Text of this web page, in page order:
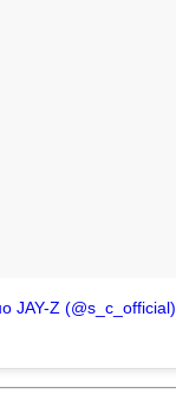
JAY-Z (@s_c_official)